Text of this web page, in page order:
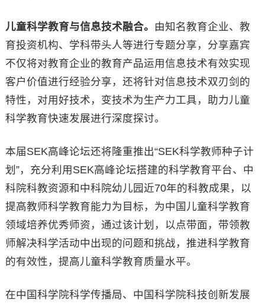
儿童科学教育与信息技术融合。
由知名教育企业、教
育投资机构、学科带头人等进行专题分享，分享嘉宾
不仅将对教育企业的教育产品运用信息技术有效实现
客户价值进行经验分享，还将针对信息技术双刃剑的
特性，对用好技术，变技术为生产力工具，助力儿童
科学教育快速发展进行深度探讨。
本届SEK高峰论坛还将隆重推出“SEK科学教师种子计
划”，充分利用SEK高峰论坛搭建的科学教育平台、中
科院科教资源和中科院幼儿园近70年的科教成果，以
提高教师科学教育能力为目标，为中国儿童科学教育
领域培养优秀师资，通过该计划，以点带面，带领教
师解决科学活动中出现的问题和挑战，推进科学教育
的有效性，提高儿童科学教育质量水平。
在中国科学院科学传播局、中国科学院科技创新发展